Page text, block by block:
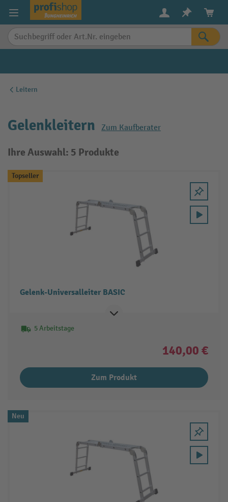
springen
Leitern
Gelenkleitern Zum Kaufberater
Ihre Auswahl: 5 Produkte
Topseller
Gelenk-Universalleiter BASIC
5 Arbeitstage
140,00 €
Zum Produkt
Neu